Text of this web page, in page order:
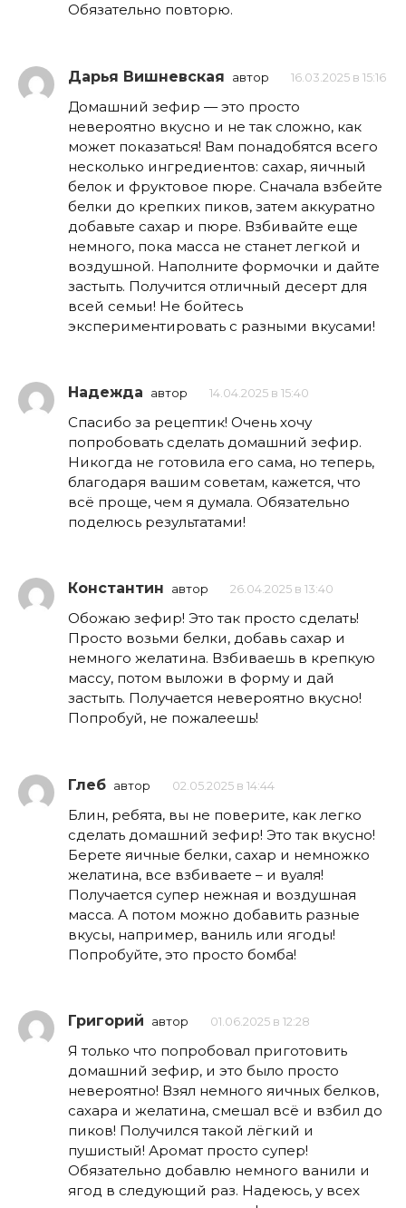
Обязательно повторю.
Дарья Вишневская автор 16.03.2025 в 15:16
Домашний зефир — это просто
невероятно вкусно и не так сложно, как
может показаться! Вам понадобятся всего
несколько ингредиентов: сахар, яичный
белок и фруктовое пюре. Сначала взбейте
белки до крепких пиков, затем аккуратно
добавьте сахар и пюре. Взбивайте еще
немного, пока масса не станет легкой и
воздушной. Наполните формочки и дайте
застыть. Получится отличный десерт для
всей семьи! Не бойтесь
экспериментировать с разными вкусами!
Надежда автор 14.04.2025 в 15:40
Спасибо за рецептик! Очень хочу
попробовать сделать домашний зефир.
Никогда не готовила его сама, но теперь,
благодаря вашим советам, кажется, что
всё проще, чем я думала. Обязательно
поделюсь результатами!
Константин автор 26.04.2025 в 13:40
Обожаю зефир! Это так просто сделать!
Просто возьми белки, добавь сахар и
немного желатина. Взбиваешь в крепкую
массу, потом выложи в форму и дай
застыть. Получается невероятно вкусно!
Попробуй, не пожалеешь!
Глеб автор 02.05.2025 в 14:44
Блин, ребята, вы не поверите, как легко
сделать домашний зефир! Это так вкусно!
Берете яичные белки, сахар и немножко
желатина, все взбиваете – и вуаля!
Получается супер нежная и воздушная
масса. А потом можно добавить разные
вкусы, например, ваниль или ягоды!
Попробуйте, это просто бомба!
Григорий автор 01.06.2025 в 12:28
Я только что попробовал приготовить
домашний зефир, и это было просто
невероятно! Взял немного яичных белков,
сахара и желатина, смешал всё и взбил до
пиков! Получился такой лёгкий и
пушистый! Аромат просто супер!
Обязательно добавлю немного ванили и
ягод в следующий раз. Надеюсь, у всех